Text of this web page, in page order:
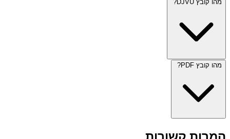
מהו קובץ DJVU?
מהו קובץ PDF?